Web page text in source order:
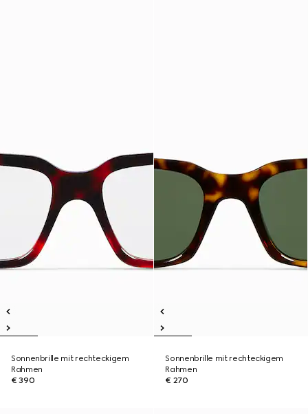
Sonnenbrille mit rechteckigem
Rahmen
€ 390
Sonnenbrille mit rechteckigem
Rahmen
€ 270